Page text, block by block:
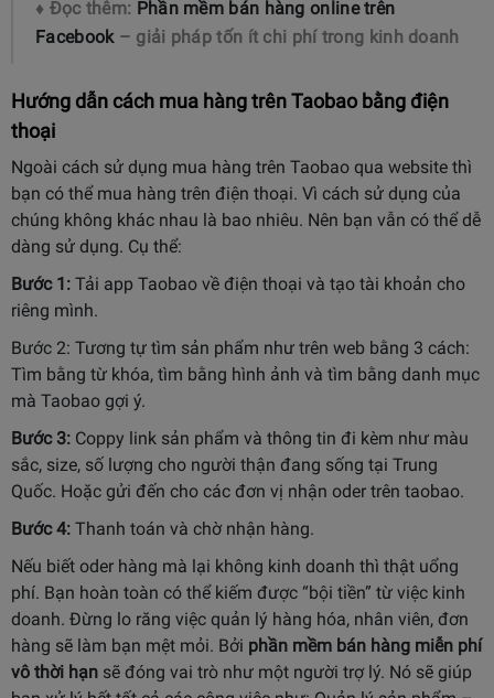
♦ Đọc thêm: Phần mềm bán hàng online trên
Facebook– giải pháp tốn ít chi phí trong kinh doanh
Hướng dẫn cách mua hàng trên Taobao bằng điện
thoại
Ngoài cách sử dụng mua hàng trên Taobao qua website thì
bạn có thể mua hàng trên điện thoại. Vì cách sử dụng của
chúng không khác nhau là bao nhiêu. Nên bạn vẫn có thể dễ
dàng sử dụng. Cụ thể:
Bước 1: Tải app Taobao về điện thoại và tạo tài khoản cho
riêng mình.
Bước 2: Tương tự tìm sản phẩm như trên web bằng 3 cách:
Tìm bằng từ khóa, tìm bằng hình ảnh và tìm bằng danh mục
mà Taobao gợi ý.
Bước 3: Coppy link sản phẩm và thông tin đi kèm như màu
sắc, size, số lượng cho người thận đang sống tại Trung
Quốc. Hoặc gửi đến cho các đơn vị nhận oder trên taobao.
Bước 4: Thanh toán và chờ nhận hàng.
Nếu biết oder hàng mà lại không kinh doanh thì thật uổng
phí. Bạn hoàn toàn có thể kiếm được “bội tiền” từ việc kinh
doanh. Đừng lo răng việc quản lý hàng hóa, nhân viên, đơn
hàng sẽ làm bạn mệt mỏi. Bởi phần mềm bán hàng miễn phí
vô thời hạn sẽ đóng vai trò như một người trợ lý. Nó sẽ giúp